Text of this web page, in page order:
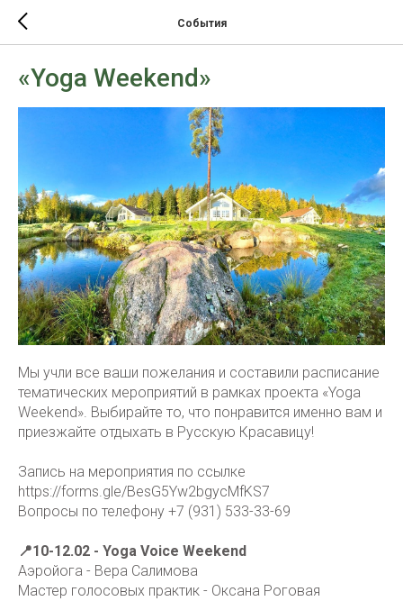
События
«Yoga Weekend»
Мы учли все ваши пожелания и составили расписание
тематических мероприятий в рамках проекта «Yoga
Weekend». Выбирайте то, что понравится именно вам и
приезжайте отдыхать в Русскую Красавицу!
Запись на мероприятия по ссылке
https://forms.gle/BesG5Yw2bgycMfKS7
Вопросы по телефону +7 (931) 533-33-69
📍10-12.02 - Yoga Voice Weekend
Аэройога - Вера Салимова
Мастер голосовых практик - Оксана Роговая